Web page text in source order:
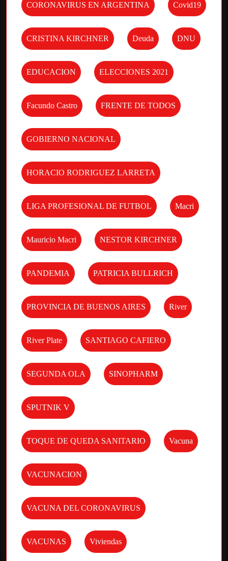
CORONAVIRUS EN ARGENTINA Covid19
CRISTINA KIRCHNER Deuda DNU
EDUCACION ELECCIONES 2021
Facundo Castro FRENTE DE TODOS
GOBIERNO NACIONAL
HORACIO RODRIGUEZ LARRETA
LIGA PROFESIONAL DE FUTBOL Macri
Mauricio Macri NESTOR KIRCHNER
PANDEMIA PATRICIA BULLRICH
PROVINCIA DE BUENOS AIRES River
River Plate SANTIAGO CAFIERO
SEGUNDA OLA SINOPHARM
SPUTNIK V
TOQUE DE QUEDA SANITARIO Vacuna
VACUNACION
VACUNA DEL CORONAVIRUS
VACUNAS Viviendas